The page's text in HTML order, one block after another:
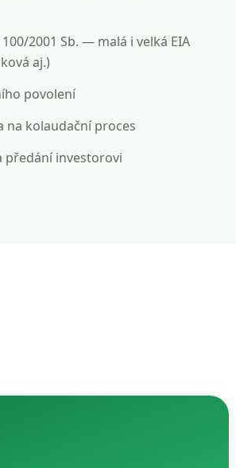
2001 Sb. — malá i velká EIA
aj.)
povolení
na kolaudační proces
předání investorovi